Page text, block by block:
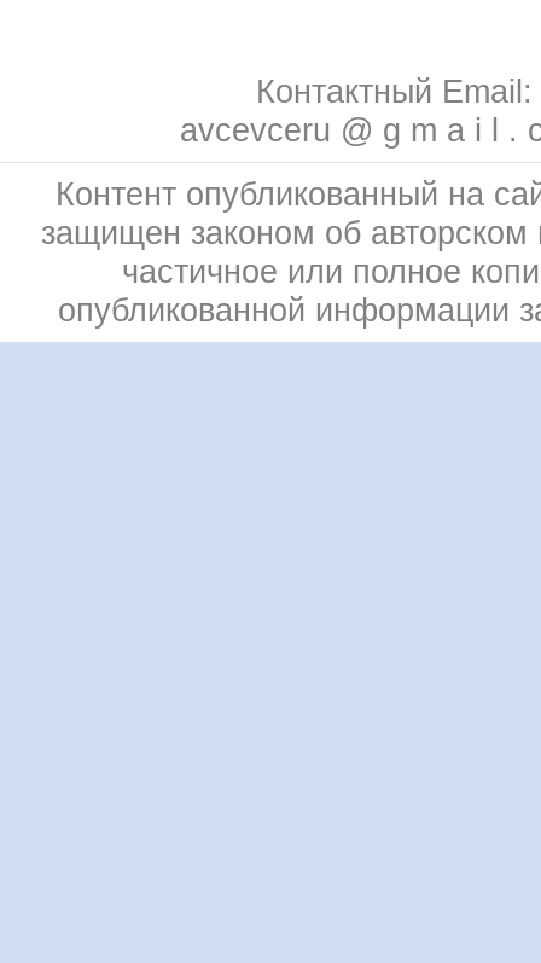
Контактный Email:
avcevceru @ g m a i l .
Контент опубликованный на
защищен законом об
частичное или полное
опубликованной информации